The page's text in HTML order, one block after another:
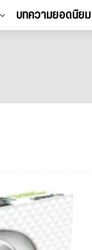
บทความยอดนิยม